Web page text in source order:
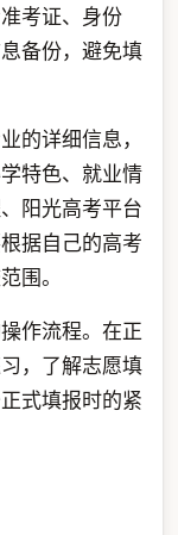
考证、身份
备份，避免填
的详细信息，
特色、就业情
阳光高考平台
据自己的高考
围。
作流程。在正
，了解志愿填
式填报时的紧